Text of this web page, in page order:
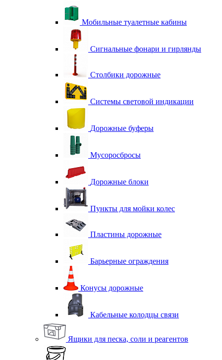
Мобильные туалетные кабины
Сигнальные фонари и гирлянды
Столбики дорожные
Системы световой индикации
Дорожные буферы
Мусоросбросы
Дорожные блоки
Пункты для мойки колес
Пластины дорожные
Барьерные ограждения
Конусы дорожные
Кабельные колодцы связи
Ящики для песка, соли и реагентов